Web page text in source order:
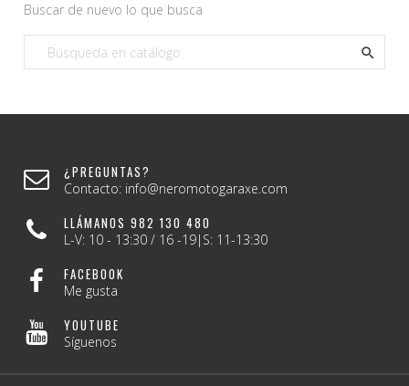
Buscar de nuevo lo que busca

¿PREGUNTAS?
Contacto: info@neromotogaraxe.com
LLÁMANOS 982 130 480
L-V: 10 - 13:30 / 16 -19|S: 11-13:30
FACEBOOK
Me gusta
YOUTUBE
Síguenos